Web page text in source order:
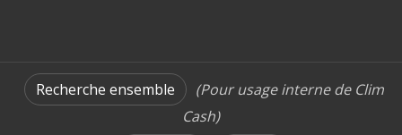
Recherche ensemble
(Pour usage interne de Clim
Cash)